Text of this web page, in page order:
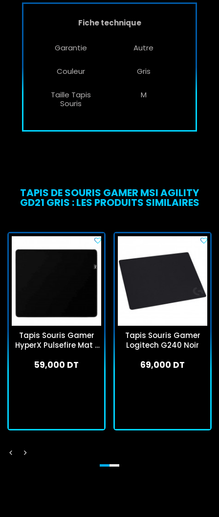
Fiche technique
Garantie Autre
Couleur Gris
Taille Tapis
Souris
M
TAPIS DE SOURIS GAMER MSI AGILITY
GD21 GRIS : LES PRODUITS SIMILAIRES
Tapis Souris Gamer
HyperX Pulsefire Mat L
59,000 DT
Tapis Souris Gamer
Logitech G240 Noir
69,000 DT